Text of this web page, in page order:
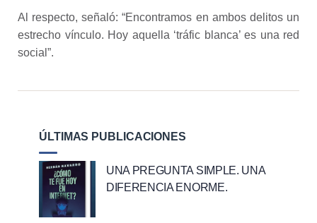
Al respecto, señaló: “Encontramos en ambos delitos un
estrecho vínculo. Hoy aquella ‘tráfic blanca’ es una red
social”.
ÚLTIMAS PUBLICACIONES
UNA PREGUNTA SIMPLE. UNA
DIFERENCIA ENORME.